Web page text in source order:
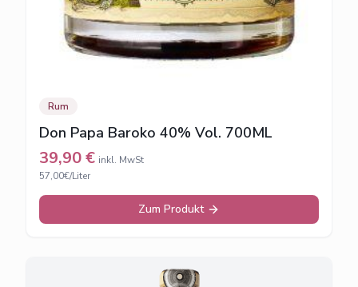
Rum
Don Papa Baroko 40% Vol. 700ML
39,90€ inkl. MwSt
57,00€/Liter
Zum Produkt